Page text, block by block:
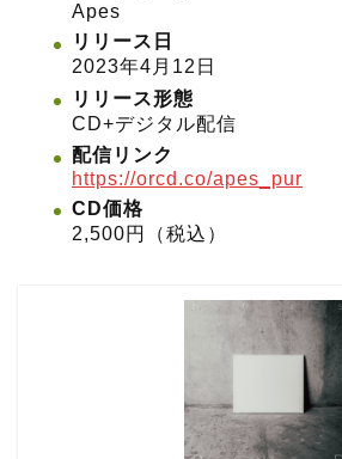
Apes
リリース日
2023年4月12日
リリース形態
CD+デジタル配信
配信リンク
https://orcd.co/apes_pur
CD価格
2,500円（税込）